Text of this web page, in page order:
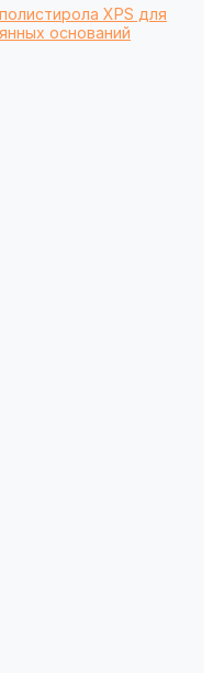
XPS для
оснований